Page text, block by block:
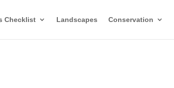
Checklist Landscapes Conservation